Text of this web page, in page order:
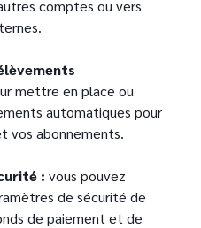
comptes ou vers
mettre en place ou
automatiques pour
vos abonnements.
: vous pouvez
de sécurité de
de paiement et de